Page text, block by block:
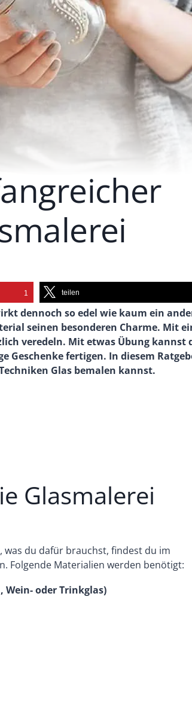
1 teilen
dennoch so edel wie kaum ein
seinen besonderen Charme. Mit
veredeln. Mit etwas Übung kannst
Geschenke fertigen. In diesem
Glas bemalen kannst.
Glasmalerei
was du dafür brauchst, findest du im
Folgende Materialien werden benötigt:
Wein- oder Trinkglas)